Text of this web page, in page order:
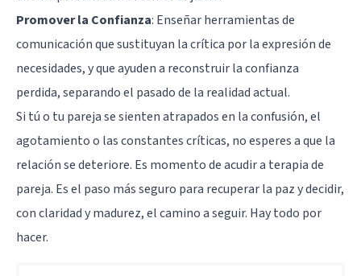
Promover la Confianza: Enseñar herramientas de
comunicación que sustituyan la crítica por la expresión de
necesidades, y que ayuden a reconstruir la confianza
perdida, separando el pasado de la realidad actual.
Si tú o tu pareja se sienten atrapados en la confusión, el
agotamiento o las constantes críticas, no esperes a que la
relación se deteriore. Es momento de acudir a terapia de
pareja. Es el paso más seguro para recuperar la paz y decidir,
con claridad y madurez, el camino a seguir. Hay todo por
hacer.